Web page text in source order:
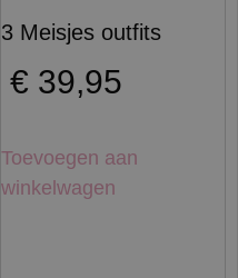
3 Meisjes outfits
€ 39,95
Toevoegen aan
winkelwagen